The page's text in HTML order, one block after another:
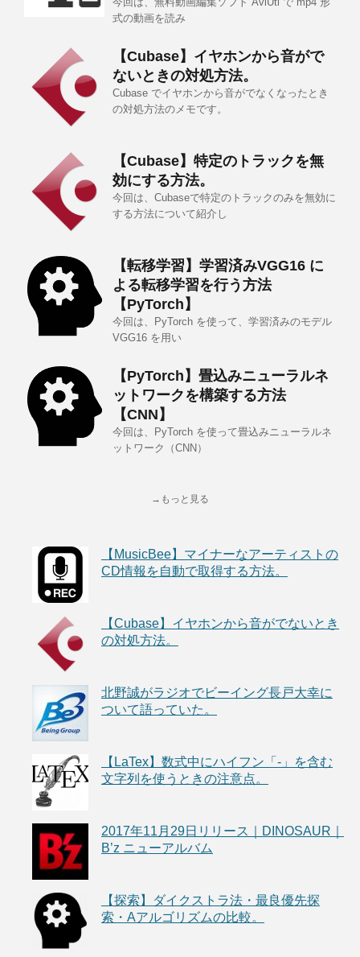
式の動画を読み
【Cubase】イヤホンから音がで
ないときの対処方法。
Cubase でイヤホンから音がでなくなったとき
の対処方法のメモです。
【Cubase】特定のトラックを無
効にする方法。
今回は、Cubaseで特定のトラックのみを無効に
する方法について紹介し
【転移学習】学習済みVGG16 に
よる転移学習を行う方法
【PyTorch】
今回は、PyTorch を使って、学習済みのモデル
VGG16 を用い
【PyTorch】畳込みニューラルネ
ットワークを構築する方法
【CNN】
今回は、PyTorch を使って畳込みニューラルネ
ットワーク（CNN）
→もっと見る
【MusicBee】マイナーなアーティストの
CD情報を自動で取得する方法。
【Cubase】イヤホンから音がでないとき
の対処方法。
北野誠がラジオでビーイング長戸大幸に
ついて語っていた。
【LaTex】数式中にハイフン「-」を含む
文字列を使うときの注意点。
2017年11月29日リリース｜DINOSAUR｜
B’z ニューアルバム
【探索】ダイクストラ法・最良優先探
索・Aアルゴリズムの比較。